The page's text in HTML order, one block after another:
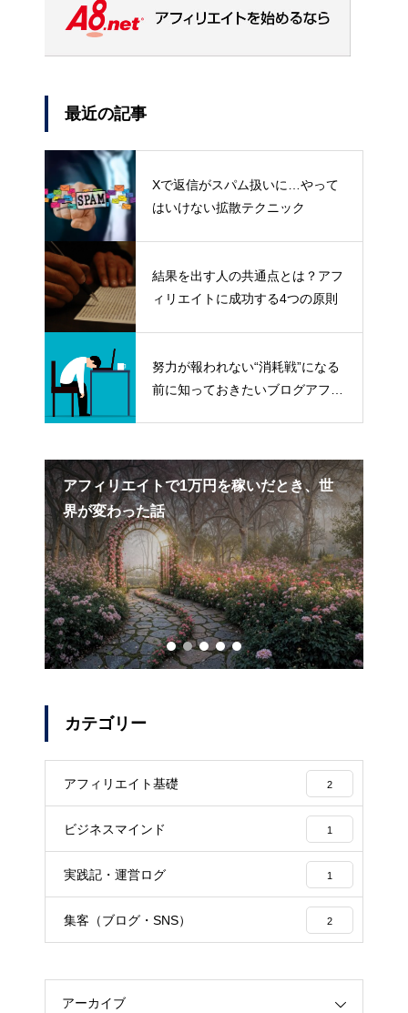
最近の記事
Xで返信がスパム扱いに…やって
はいけない拡散テクニック
結果を出す人の共通点とは？アフ
ィリエイトに成功する4つの原則
努力が報われない“消耗戦”になる
前に知っておきたいブログアフィ
アフィリエイトで1万円を稼いだとき、世
界が変わった話
カテゴリー
アフィリエイト基礎 2
ビジネスマインド 1
実践記・運営ログ 1
集客（ブログ・SNS） 2
アーカイブ